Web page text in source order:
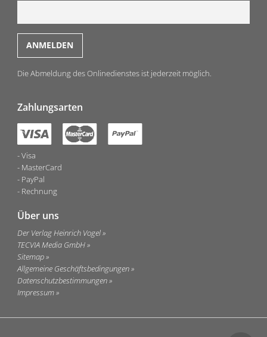
Die Abmeldung des Onlinedienstes ist jederzeit möglich.
Zahlungsarten
Visa
MasterCard
PayPal
Rechnung
Über uns
Der Verlag Heinrich Vogel
TECVIA Media GmbH
Sitemap
Allgemeine Geschäftsbedingungen
Datenschutzbestimmungen
Impressum